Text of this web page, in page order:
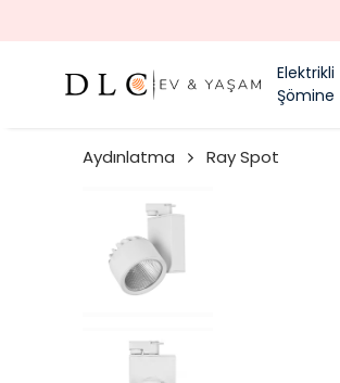
Elektrikli
Şömine
Aydınlatma Ray Spot